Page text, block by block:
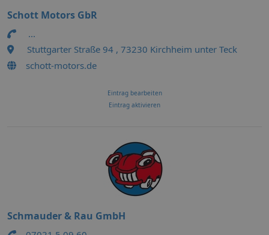
Schott Motors GbR
...
Stuttgarter Straße 94 , 73230 Kirchheim unter Teck
schott-motors.de
Eintrag bearbeiten
Eintrag aktivieren
Schmauder & Rau GmbH